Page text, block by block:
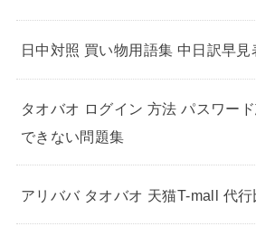
日中対照 買い物用語集 中日訳早見
タオバオ ログイン 方法 パスワー
できない問題集
アリババ タオバオ 天猫T-mall 代行